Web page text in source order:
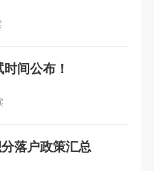
间公布！
落户政策汇总